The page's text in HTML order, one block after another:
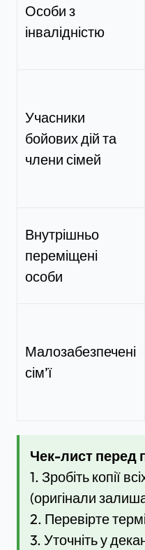
Особи з
інвалідністю
Учасники
бойових дій та
члени сімей
Внутрішньо
переміщені
особи
Малозабезпечені
сім’ї
Чек-лист перед
1. Зробіть копії
(оригінали
2. Перевірте
3. Уточніть у